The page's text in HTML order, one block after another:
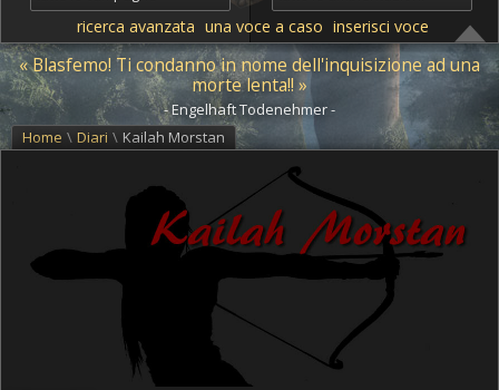
ricerca avanzata una voce a caso inserisci voce
« Blasfemo! Ti condanno in nome dell'inquisizione ad una
morte lenta!! »
- Engelhaft Todenehmer -
Home \ Diari \ Kailah Morstan